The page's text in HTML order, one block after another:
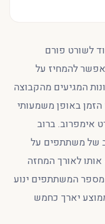
לשורט פורם
להמחיז על
המגיעים מהקבוצה
באופן משמעותי
אימפרוב. ברוב
של משתתפים על
לאורך המחזה
המשתתפים ינוע
יארך כחמש